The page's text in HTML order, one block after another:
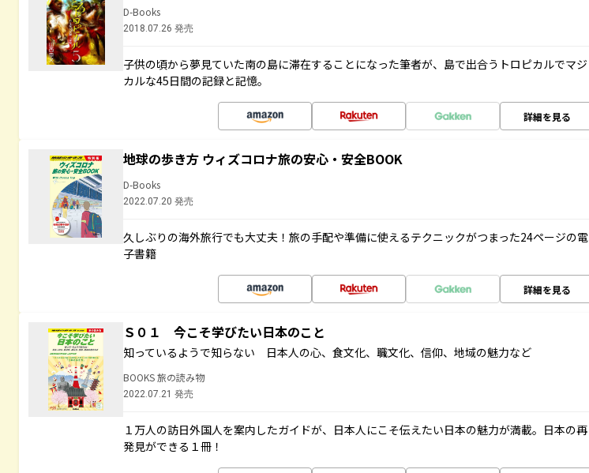
D-Books
2018.07.26 発売
子供の頃から夢見ていた南の島に滞在することになった筆者が、島で出合うトロピカルでマジ
カルな45日間の記録と記憶。
詳細を見る
地球の歩き方 ウィズコロナ旅の安心・安全BOOK
D-Books
2022.07.20 発売
久しぶりの海外旅行でも大丈夫！旅の手配や準備に使えるテクニックがつまった24ページの電
子書籍
詳細を見る
Ｓ０１ 今こそ学びたい日本のこと
知っているようで知らない 日本人の心、食文化、職文化、信仰、地域の魅力など
BOOKS 旅の読み物
2022.07.21 発売
１万人の訪日外国人を案内したガイドが、日本人にこそ伝えたい日本の魅力が満載。日本の再
発見ができる１冊！